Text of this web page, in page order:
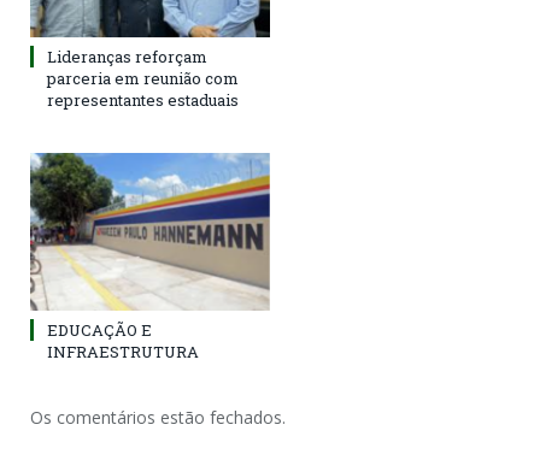
Lideranças reforçam
parceria em reunião com
representantes estaduais
EDUCAÇÃO E
INFRAESTRUTURA
Os comentários estão fechados.